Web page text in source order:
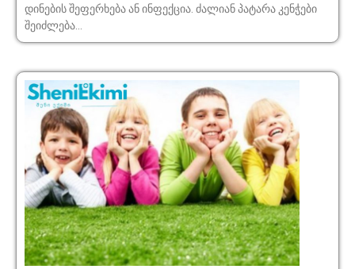
დინების შეფერხება ან ინფექცია. ძალიან პატარა კენჭები
შეიძლება...